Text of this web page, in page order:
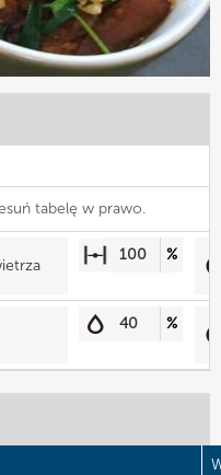
tabelę w prawo.
100 %
40 %